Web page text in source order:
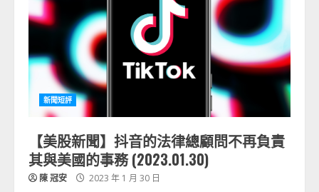
新聞短評
【美股新聞】抖音的法律總顧問不再負責
其與美國的事務 (2023.01.30)
陳 冠安 2023 年 1 月 30 日